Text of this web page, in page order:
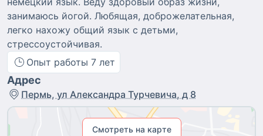
занимаюсь йогой. Любящая, доброжелательная,
легко нахожу общий язык с детьми,
стрессоустойчивая.
Опыт работы 7 лет
Адрес
Пермь, ул Александра Турчевича, д 8
Смотреть на карте